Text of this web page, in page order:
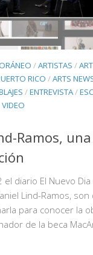
/ARTISTAS /
RICO /ARTS
/ENTREVISTA/
VIDEO
Ramos,
el diario El Nuevo Dia
Lind-Ramos, son
para conocer la
de la beca